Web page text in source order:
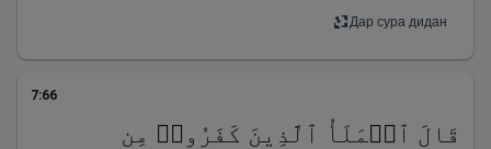
Дар сура дидан
7:66
قَالَ ٱلۡمَلَأُ ٱلَّذِینَ كَفَرُوا۟ مِن